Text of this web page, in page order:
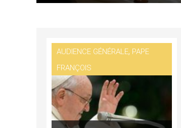
AUDIENCE GÉNÉRALE, PAPE
FRANÇOIS